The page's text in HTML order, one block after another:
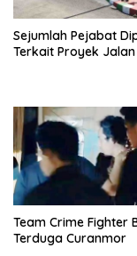
Sejumlah Pejabat
Terkait Proyek
Team Crime Fighter
Terduga Curanmor